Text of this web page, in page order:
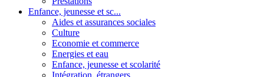
Enfance, jeunesse et sc...
Aides et assurances sociales
Culture
Economie et commerce
Energies et eau
Enfance, jeunesse et scolarité
Intégration, étrangers